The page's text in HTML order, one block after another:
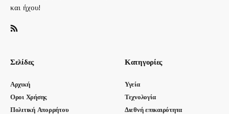
και ήχου!
Σελίδες
Αρχική
Οροι Χρήσης
Πολιτική Απορρήτου
Κατηγορίες
Υγεία
Τεχνολογία
Διεθνή επικαιρότητα